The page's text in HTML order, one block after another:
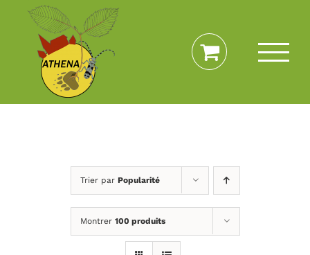
Passer
contenu
Trier par Popularité
Montrer 100 produits